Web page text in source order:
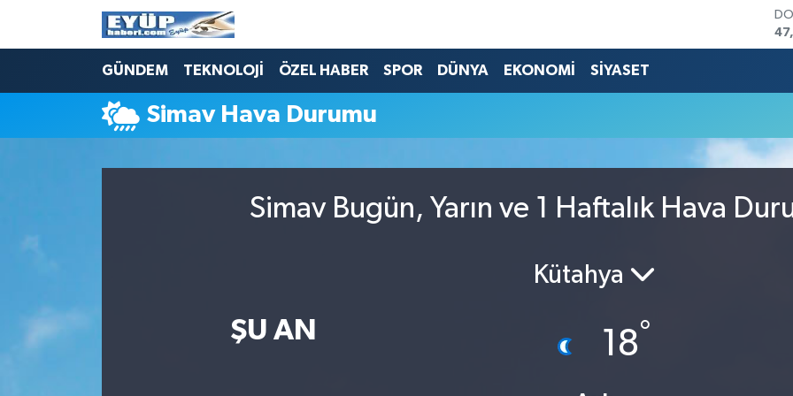
GÜNDEM TEKNOLOJİ ÖZEL HABER SPOR DÜNYA EKONOMİ SİYASET
Simav Hava Durumu
Simav Bugün, Yarın ve 1 Haftalık Hava
ŞU AN
Kütahya
18°